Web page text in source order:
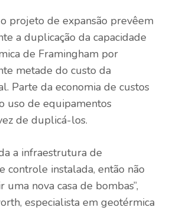
projeto de expansão prevêem
a duplicação da capacidade
de Framingham por
metade do custo da
Parte da economia de custos
uso de equipamentos
de duplicá-los.
a infraestrutura de
controle instalada, então não
uma nova casa de bombas”,
especialista em geotérmica